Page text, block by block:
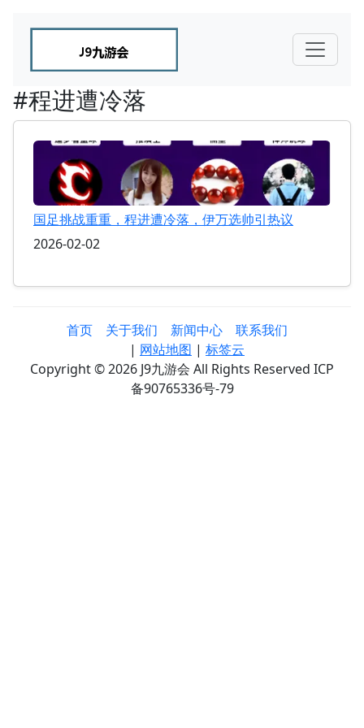
#程进遭冷落
国足挑战重重，程进遭冷落，伊万选帅引热议
2026-02-02
首页 关于我们 新闻中心
联系我们
| 网站地图 | 标签云
Copyright © 2026 J9九游会 All Rights Reserved ICP
备90765336号-79